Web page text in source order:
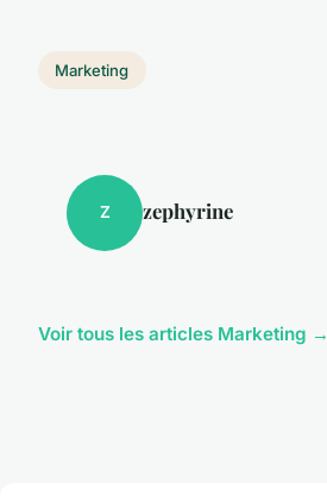
Marketing
Z zephyrine
Voir tous les articles Marketing →